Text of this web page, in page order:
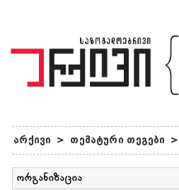
{
არქივი > თემატური თეგები >
ორგანიზაცია